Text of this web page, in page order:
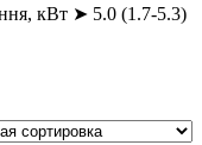
кВт ➤ 5.0 (1.7-5.3)